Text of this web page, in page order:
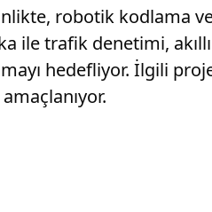
robotik kodlama
ile trafik denetimi,
hedefliyor. İlgili